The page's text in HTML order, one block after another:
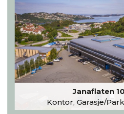
Janaflaten
Kontor, Garasje/